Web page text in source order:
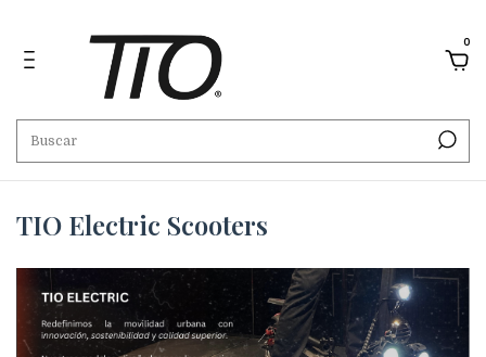
0
TIO Electric Scooters